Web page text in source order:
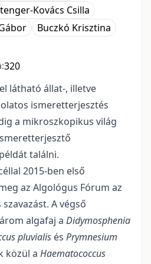
Kovács Csilla
Buczkó Krisztina
320
látható állat-, illetve
ismeretterjesztés
a mikroszkopikus világ
találni.
2015-ben első
az Algológus Fórum az
A végső
algafaj a Didymosphenia
pluvialis és Prymnesium
közül a Haematococcus